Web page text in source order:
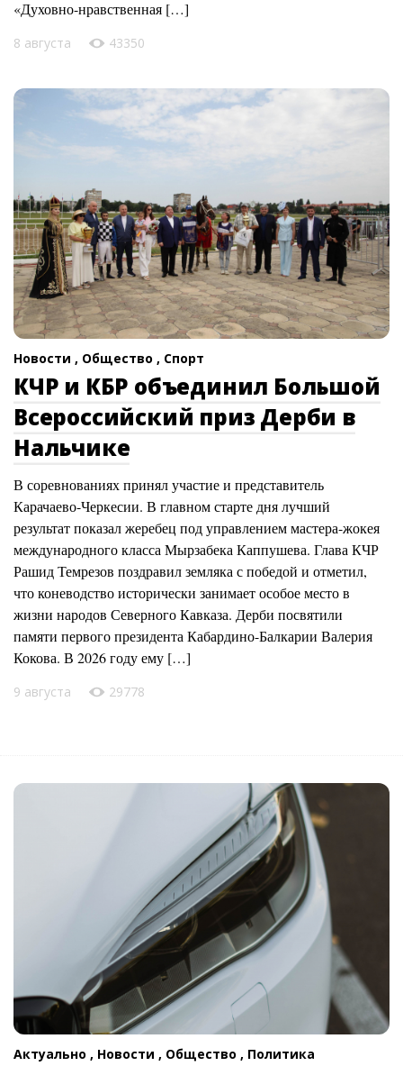
«Духовно-нравственная […]
8 августа 43350
Новости , Общество , Спорт
КЧР и КБР объединил Большой
Всероссийский приз Дерби в
Нальчике
В соревнованиях принял участие и представитель
Карачаево-Черкесии. В главном старте дня лучший
результат показал жеребец под управлением мастера-жокея
международного класса Мырзабека Каппушева. Глава КЧР
Рашид Темрезов поздравил земляка с победой и отметил,
что коневодство исторически занимает особое место в
жизни народов Северного Кавказа. Дерби посвятили
памяти первого президента Кабардино-Балкарии Валерия
Кокова. В 2026 году ему […]
9 августа 29778
Актуально , Новости , Общество , Политика